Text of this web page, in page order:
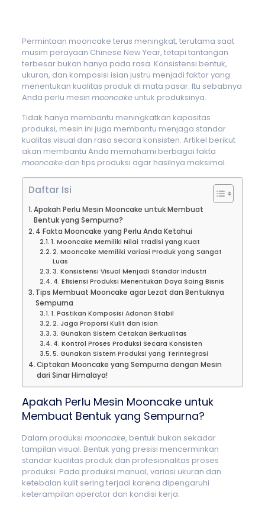
Permintaan mooncake terus meningkat, terutama saat
musim perayaan Chinese New Year, tetapi tantangan
terbesar bukan hanya pada rasa. Konsistensi bentuk,
ukuran, dan komposisi isian justru menjadi faktor yang
menentukan kualitas produk di mata pasar. Itu sebabnya
Anda perlu mesin mooncakeuntuk produksinya.
Tidak hanya membantu meningkatkan kapasitas
produksi, mesin ini juga membantu menjaga standar
kualitas visual dan rasa secara konsisten. Artikel berikut
akan membantu Anda memahami berbagai fakta
mooncakedan tips produksi agar hasilnya maksimal.
Daftar Isi
Apakah Perlu Mesin Mooncake untuk Membuat
Bentuk yang Sempurna?
4 Fakta Mooncake yang Perlu Anda Ketahui
1. Mooncake Memiliki Nilai Tradisi yang Kuat
2. Mooncake Memiliki Variasi Produk yang Sangat
Luas
3. Konsistensi Visual Menjadi Standar Industri
4. Efisiensi Produksi Menentukan Daya Saing Bisnis
Tips Membuat Mooncake agar Lezat dan Bentuknya
Sempurna
1. Pastikan Komposisi Adonan Stabil
2. Jaga Proporsi Kulit dan Isian
3. Gunakan Sistem Cetakan Berkualitas
4. Kontrol Proses Produksi Secara Konsisten
5. Gunakan Sistem Produksi yang Terintegrasi
Ciptakan Mooncake yang Sempurna dengan Mesin
dari Sinar Himalaya!
Apakah Perlu Mesin Mooncake untuk
Membuat Bentuk yang Sempurna?
Dalam produksi mooncake, bentuk bukan sekadar
tampilan visual. Bentuk yang presisi mencerminkan
standar kualitas produk dan profesionalitas proses
produksi. Pada produksi manual, variasi ukuran dan
ketebalan kulit sering terjadi karena dipengaruhi
keterampilan operator dan kondisi kerja.